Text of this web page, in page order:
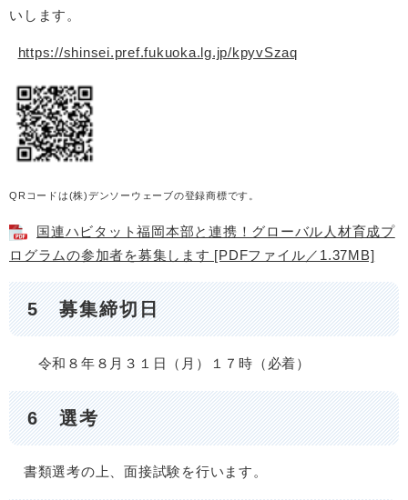
いします。
https://shinsei.pref.fukuoka.lg.jp/kpyvSzaq
QRコードは(株)デンソーウェーブの登録商標です。
国連ハビタット福岡本部と連携！グローバル人材育成プ
ログラムの参加者を募集します [PDFファイル／1.37MB]
5 募集締切日
令和８年８月３１日（月）１７時（必着）
6 選考
書類選考の上、面接試験を行います。